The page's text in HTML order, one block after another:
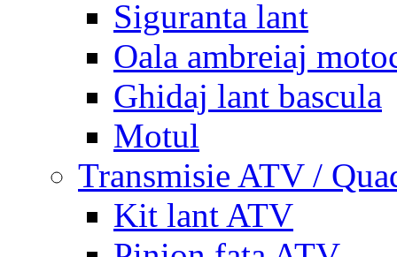
Siguranta lant
Oala ambreiaj
Ghidaj lant bascula
Motul
Transmisie ATV /
Kit lant ATV